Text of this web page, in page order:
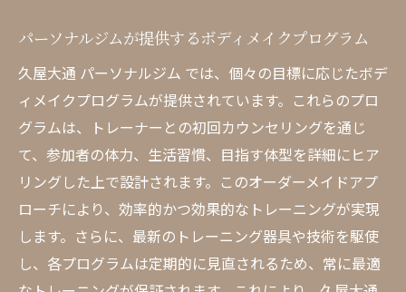
パーソナルジムが提供するボディメイクプログラム
久屋大通 パーソナルジム では、個々の目標に応じたボデ
ィメイクプログラムが提供されています。これらのプロ
グラムは、トレーナーとの初回カウンセリングを通じ
て、参加者の体力、生活習慣、目指す体型を詳細にヒア
リングした上で設計されます。このオーダーメイドアプ
ローチにより、効率的かつ効果的なトレーニングが実現
します。さらに、最新のトレーニング器具や技術を駆使
し、各プログラムは定期的に見直されるため、常に最適